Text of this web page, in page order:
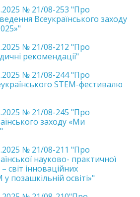
№ 21/08-253 "Про
Всеукраїнського заходу
№ 21/08-212 "Про
рекомендації"
№ 21/08-244 "Про
STEM-фестивалю
№ 21/08-245 "Про
заходу «Ми
№ 21/08-211 "Про
науково- практичної
світ інноваційних
позашкільній освіті»"